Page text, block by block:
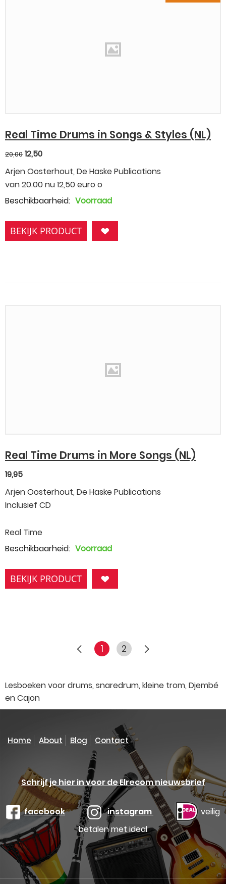
Real Time Drums in Songs & Styles (NL)
20,00 12,50
Arjen Oosterhout, De Haske Publications
van 20.00 nu 12,50 euro o
Beschikbaarheid: Voorraad
BEKIJK PRODUCT
Real Time Drums in More Songs (NL)
19,95
Arjen Oosterhout, De Haske Publications
Inclusief CD
Real Time
Beschikbaarheid: Voorraad
BEKIJK PRODUCT
1 2
Lesboeken voor drums, snaredrum, kleine trom, Djembé
en Cajon
Home About Blog Contact
Schrijf je hier in voor de Elrecom nieuwsbrief
facebook instagram
veilig
betalen met ideal